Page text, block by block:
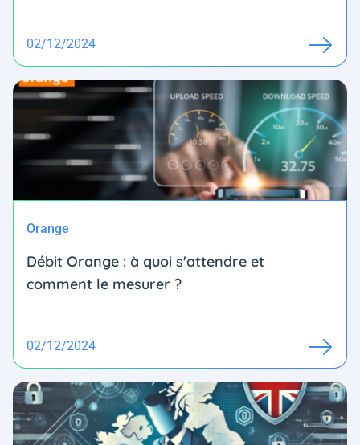
02/12/2024
Orange
Débit Orange : à quoi s'attendre et
comment le mesurer ?
02/12/2024